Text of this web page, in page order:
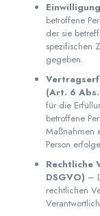
betroffene
der sie
spezifischen
gegeben.
(Art. 6 Abs.
für die
betroffene
Maßnahmen
Person
Rechtliche
DSGVO) –
rechtlichen